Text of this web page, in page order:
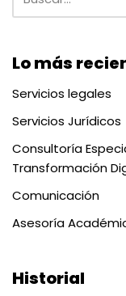
Lo más
Servicios legales
Servicios Jurídicos
Consultoría
Transformación
Comunicación
Asesoría
Historial